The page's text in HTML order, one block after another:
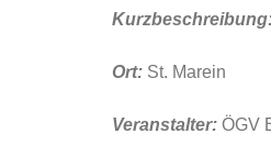
Ort: St. Marein
Veranstalter: ÖGV